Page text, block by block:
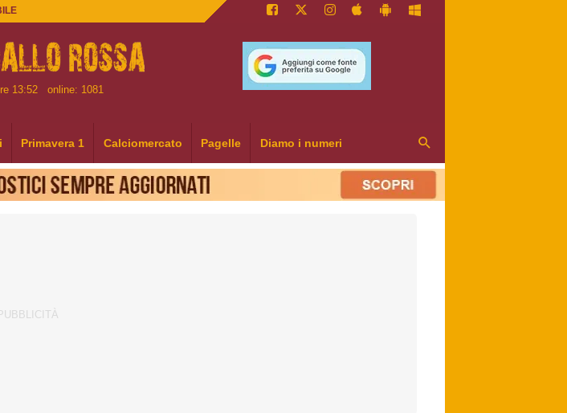
13:52 online: 1081
Primavera 1 Calciomercato Pagelle Diamo i numeri